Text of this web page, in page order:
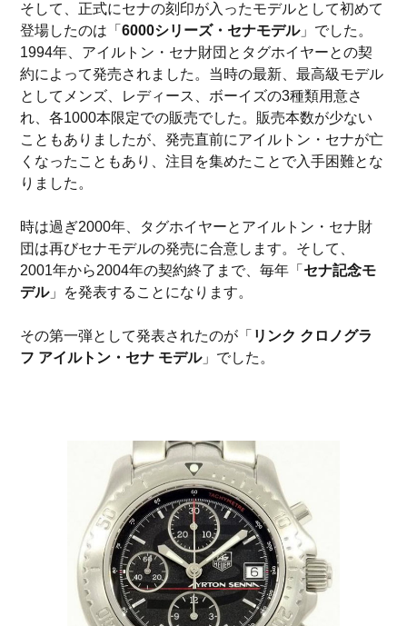
そして、正式にセナの刻印が入ったモデルとして初めて
登場したのは「6000シリーズ・セナモデル」でした。
1994年、アイルトン・セナ財団とタグホイヤーとの契
約によって発売されました。当時の最新、最高級モデル
としてメンズ、レディース、ボーイズの3種類用意さ
れ、各1000本限定での販売でした。販売本数が少ない
こともありましたが、発売直前にアイルトン・セナが亡
くなったこともあり、注目を集めたことで入手困難とな
りました。
時は過ぎ2000年、タグホイヤーとアイルトン・セナ財
団は再びセナモデルの発売に合意します。そして、
2001年から2004年の契約終了まで、毎年「 セナ記念モ
デル」を発表することになります。
その第一弾として発表されたのが「 リンク クロノグラ
フ アイルトン・セナ モデル」でした。